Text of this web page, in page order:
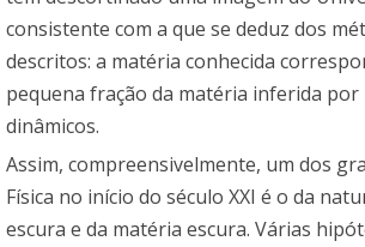
consistente com a que se deduz dos
descritos: a matéria conhecida
pequena fração da matéria inferida por
dinâmicos.
Assim, compreensivelmente, um dos
Física no início do século XXI é o da
escura e da matéria escura. Várias